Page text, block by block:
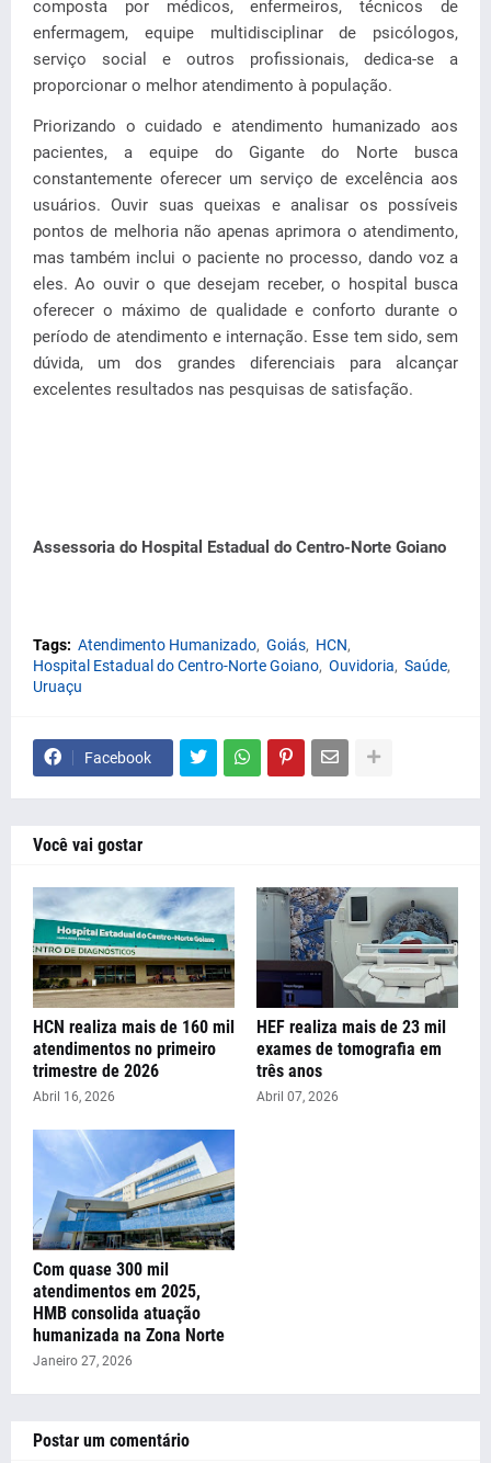
composta por médicos, enfermeiros, técnicos de
enfermagem, equipe multidisciplinar de psicólogos,
serviço social e outros profissionais, dedica-se a
proporcionar o melhor atendimento à população.
Priorizando o cuidado e atendimento humanizado aos
pacientes, a equipe do Gigante do Norte busca
constantemente oferecer um serviço de excelência aos
usuários. Ouvir suas queixas e analisar os possíveis
pontos de melhoria não apenas aprimora o atendimento,
mas também inclui o paciente no processo, dando voz a
eles. Ao ouvir o que desejam receber, o hospital busca
oferecer o máximo de qualidade e conforto durante o
período de atendimento e internação. Esse tem sido, sem
dúvida, um dos grandes diferenciais para alcançar
excelentes resultados nas pesquisas de satisfação.
Assessoria do Hospital Estadual do Centro-Norte Goiano
Tags: Atendimento Humanizado Goiás
HCN
Hospital Estadual do Centro-Norte Goiano Ouvidoria
Saúde
Uruaçu
Facebook
Você vai gostar
HCN realiza mais de 160 mil
atendimentos no primeiro
trimestre de 2026
Abril 16, 2026
HEF realiza mais de 23 mil
exames de tomografia em
três anos
Abril 07, 2026
Com quase 300 mil
atendimentos em 2025,
HMB consolida atuação
humanizada na Zona Norte
Janeiro 27, 2026
Postar um comentário